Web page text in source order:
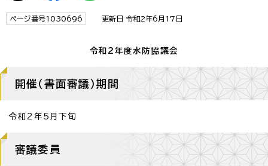
ページ番号1030696 更新日 令和2年6月17日
令和2年度水防協議会
開催（書面審議）期間
令和2年5月下旬
審議委員